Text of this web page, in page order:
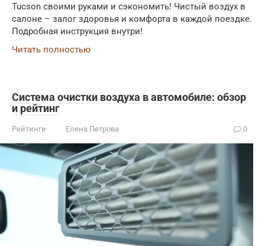
Tucson своими руками и сэкономить! Чистый воздух в
салоне – залог здоровья и комфорта в каждой поездке.
Подробная инструкция внутри!
Читать полностью
Система очистки воздуха в автомобиле: обзор
и рейтинг
Рейтинги Елена Петрова 0